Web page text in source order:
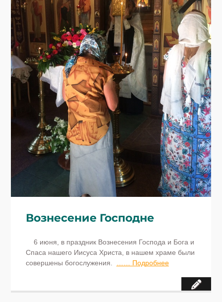
Вознесение Господне
6 июня, в праздник Вознесения Господа и Бога и
Спаса нашего Иисуса Христа, в нашем храме были
совершены богослужения. …… Подробнее